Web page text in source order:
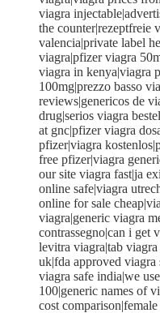
viagra
the counter|rezeptfreie
valencia|private label
viagra|pfizer viagra
viagra in kenya|viagra
100mg|prezzo basso
reviews|genericos de
drug|serios viagra
at gnc|pfizer viagra
pfizer|viagra
free pfizer|viagra
our site viagra fast|ja
online safe|viagra
online for sale
viagra|generic viagra
contrassegno|can i get
levitra viagra|tab
uk|fda approved viagra
viagra safe india|we
100|generic names of
cost